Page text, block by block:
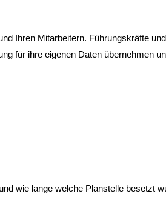
Ihren Mitarbeitern. Führungskräfte
für ihre eigenen Daten übernehmen
wie lange welche Planstelle besetzt